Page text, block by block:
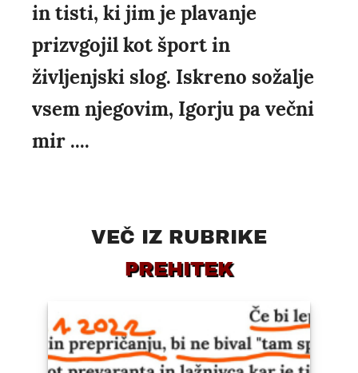
in tisti, ki jim je plavanje
prizvgojil kot šport in
življenjski slog. Iskreno sožalje
vsem njegovim, Igorju pa večni
mir ....
VEČ IZ RUBRIKE
PREHITEK